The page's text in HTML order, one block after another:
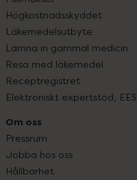
Högkostnadsskyddet
Läkemedelsutbyte
Lämna in gammal medicin
Resa med läkemedel
Receptregistret
Elektroniskt expertstöd, EES
Om oss
Pressrum
Jobba hos oss
Hållbarhet